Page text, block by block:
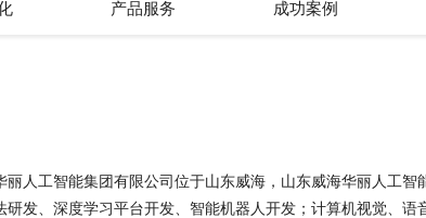
产品服务 成功案例
丽人工智能集团有限公司位于山东威海，山东威海华丽人工
研发、深度学习平台开发、智能机器人开发；计算机视觉、